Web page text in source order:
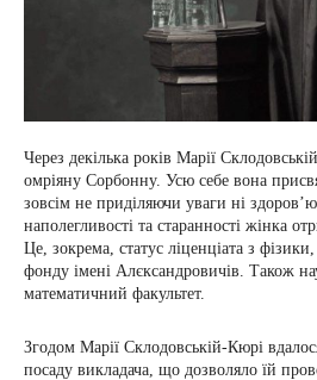
Через декілька років Марії
омріяну Сорбонну. Усю себе вона
зовсім не приділяючи уваги ні
наполегливості та старанності жінка
Це, зокрема, статус ліценціата з
фонду імені Алєксандровичів. Також
математичний факультет.
Згодом Марії Склодовській-Кюрі
посаду викладача, що дозволяло їй